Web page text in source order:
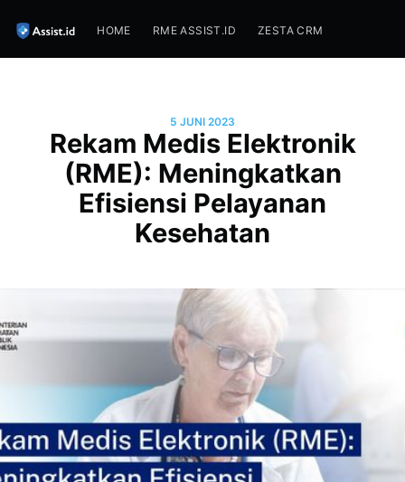
HOME RME ASSIST.ID ZESTA CRM
5 JUNI 2023
Rekam Medis Elektronik
(RME): Meningkatkan
Efisiensi Pelayanan
Kesehatan